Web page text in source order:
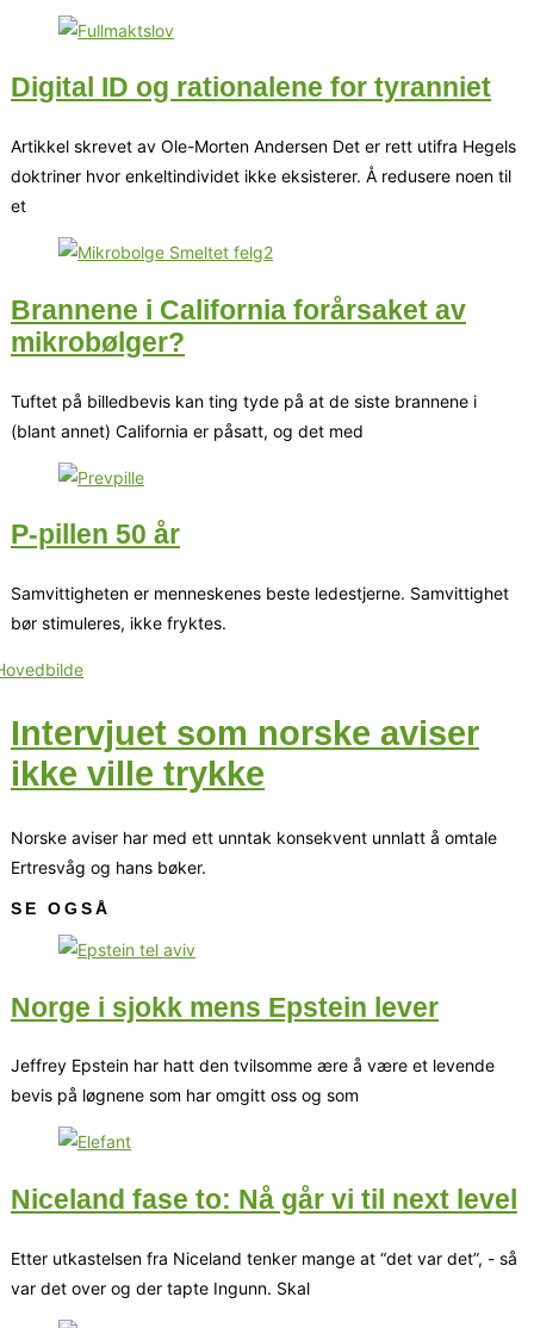
Digital ID og rationalene for tyranniet
Artikkel skrevet av Ole-Morten Andersen Det er rett utifra Hegels
doktriner hvor enkeltindividet ikke eksisterer. Å redusere noen til
et
Brannene i California forårsaket av
mikrobølger?
Tuftet på billedbevis kan ting tyde på at de siste brannene i
(blant annet) California er påsatt, og det med
P-pillen 50 år
Samvittigheten er menneskenes beste ledestjerne. Samvittighet
bør stimuleres, ikke fryktes.
Intervjuet som norske aviser
ikke ville trykke
Norske aviser har med ett unntak konsekvent unnlatt å omtale
Ertresvåg og hans bøker.
SE OGSÅ
Norge i sjokk mens Epstein lever
Jeffrey Epstein har hatt den tvilsomme ære å være et levende
bevis på løgnene som har omgitt oss og som
Niceland fase to: Nå går vi til next level
Etter utkastelsen fra Niceland tenker mange at “det var det”, - så
var det over og der tapte Ingunn. Skal